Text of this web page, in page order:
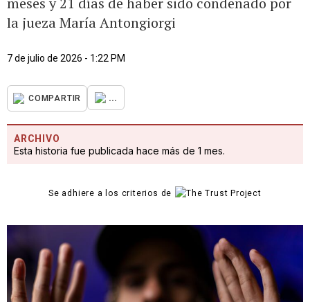
la jueza María Antongiorgi
7 de julio de 2026 - 1:22 PM
COMPARTIR ...
ARCHIVO
Esta historia fue publicada hace más de 1 mes.
Se adhiere a los criterios de